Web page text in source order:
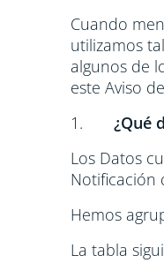
Cuando
utilizamos
algunos de
este Aviso
1. ¿Qué
Los Datos
Notificación
Hemos
La tabla